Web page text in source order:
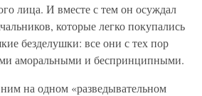
лица. И вместе с тем он осуждал
которые легко покупались
безделушки: все они с тех пор
аморальными и беспринципными.
на одном «разведывательном